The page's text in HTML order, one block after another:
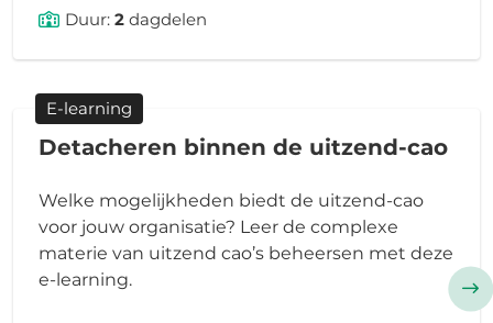
Duur: 2dagdelen
E-learning
Detacheren binnen de uitzend-cao
Welke mogelijkheden biedt de uitzend-cao
voor jouw organisatie? Leer de complexe
materie van uitzend cao’s beheersen met deze
e-learning.